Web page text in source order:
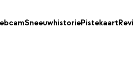
SneeuwhistoriePistekaart